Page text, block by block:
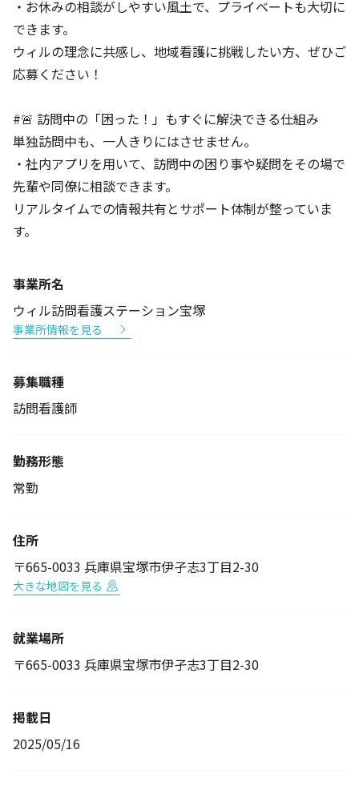
・お休みの相談がしやすい風土で、プライベートも大切に
できます。
ウィルの理念に共感し、地域看護に挑戦したい方、ぜひご
応募ください！
#🚨 訪問中の「困った！」もすぐに解決できる仕組み
単独訪問中も、一人きりにはさせません。
・社内アプリを用いて、訪問中の困り事や疑問をその場で
先輩や同僚に相談できます。
リアルタイムでの情報共有とサポート体制が整っていま
す。
事業所名
ウィル訪問看護ステーション宝塚
事業所情報を見る
募集職種
訪問看護師
勤務形態
常勤
住所
〒665-0033 兵庫県宝塚市伊孑志3丁目2-30
大きな地図を見る
就業場所
〒665-0033 兵庫県宝塚市伊孑志3丁目2-30
掲載日
2025/05/16